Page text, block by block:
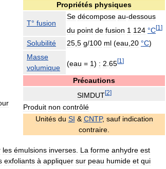
Propriétés physiques
T° fusion
Se décompose au-dessous
du point de fusion 1 124 °C[1 ]
Solubilité 25 5 g/100 ml (eau 20 °C)
Masse
volumique
(eau = 1) : 2 65[1 ]
Précautions
SIMDUT[2]
Produit non contrôlé
Unités du SI & CNTP, sauf indication
contraire
les émulsions inverses La forme anhydre est
exfoliants à appliquer sur peau humide et qui